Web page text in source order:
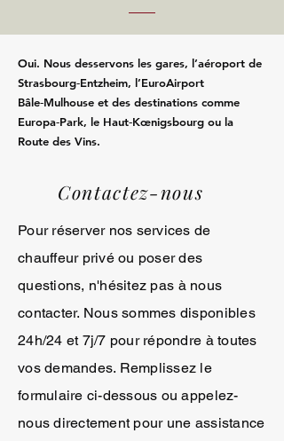
Oui. Nous desservons les gares, l’aéroport de
Strasbourg‑Entzheim, l’EuroAirport
Bâle‑Mulhouse et des destinations comme
Europa‑Park, le Haut‑Kœnigsbourg ou la
Route des Vins.
Contactez-nous
Pour réserver nos services de
chauffeur privé ou poser des
questions, n'hésitez pas à nous
contacter. Nous sommes disponibles
24h/24 et 7j/7 pour répondre à toutes
vos demandes. Remplissez le
formulaire ci-dessous ou appelez-
nous directement pour une assistance